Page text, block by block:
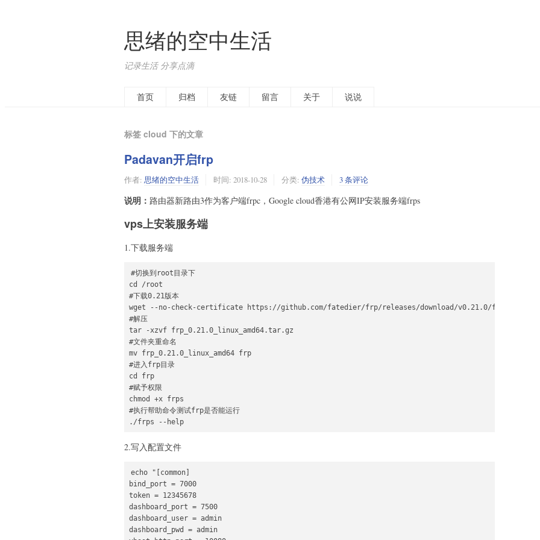
思绪的空中生活
记录生活 分享点滴
首页 归档 友链 留言 关于 说说
标签 cloud 下的文章
Padavan开启frp
作者: 思绪的空中生活 时间: 2018-10-28 分类: 伪技术 3 条评论
说明： 路由器新路由3作为客户端frpc，Google cloud香港有公网IP安装服务端frps
vps上安装服务端
1.下载服务端
#切换到root目录下
cd /root
#下载0.21版本
wget --no-check-certificate https://github.com/fatedier/frp/releases/download/v0.21.0/
#解压
tar -xzvf frp_0.21.0_linux_amd64.tar.gz
#文件夹重命名
mv frp_0.21.0_linux_amd64 frp
#进入frp目录
cd frp
#赋予权限
chmod +x frps
#执行帮助命令测试frp是否能运行
./frps --help
2.写入配置文件
echo "[common]
bind_port = 7000
token = 12345678
dashboard_port = 7500
dashboard_user = admin
dashboard_pwd = admin